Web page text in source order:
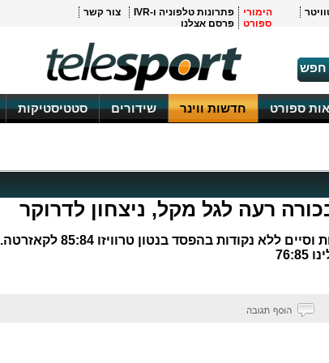
הימורי
ספורט
פתרונות טלפוניה ו-IVR
צור קשר
פרסם אצלנו
חפש
ספורט חדשות ווינר שידורים סטטיסטיקות
רעה לגל מקל, ניצחון לדרוקר
הרכז הישראלי קיבל 19 דקות וסיים ללא נקודות בהפסד בנטון טרוויזו 85:84 לקאזרטה.